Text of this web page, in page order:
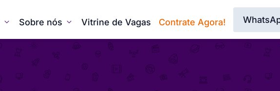
Sobre nós Vitrine de Vagas Contrate Agora!